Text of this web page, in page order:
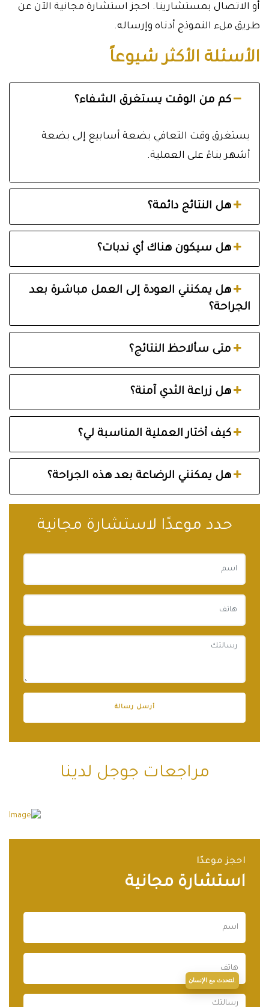
أو الاتصال بمستشارينا. احجز استشارة مجانية الآن عن
طريق ملء النموذج أدناه وإرساله.
الأسئلة الأكثر شيوعاً
كم من الوقت يستغرق الشفاء؟
يستغرق وقت التعافي بضعة أسابيع إلى بضعة
أشهر بناءً على العملية.
هل النتائج دائمة؟
هل سيكون هناك أي ندبات؟
هل يمكنني العودة إلى العمل مباشرة بعد
الجراحة؟
متى سألاحظ النتائج؟
هل زراعة الثدي آمنة؟
كيف أختار العملية المناسبة لي؟
هل يمكنني الرضاعة بعد هذه الجراحة؟
حدد موعدًا لاستشارة مجانية
مراجعات جوجل لدينا
احجز موعدًا
استشارة مجانية